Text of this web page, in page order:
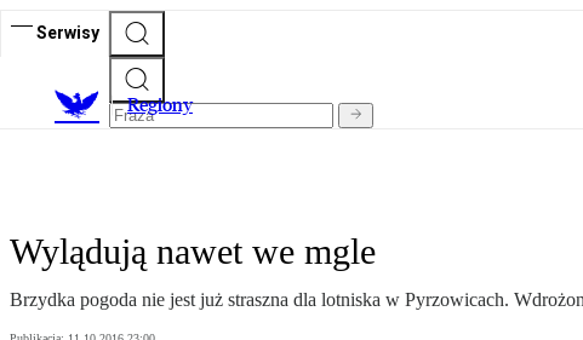
Serwisy
Regiony
Wylądują nawet we mgle
Brzydka pogoda nie jest już straszna dla lotniska w Pyrzowicach.